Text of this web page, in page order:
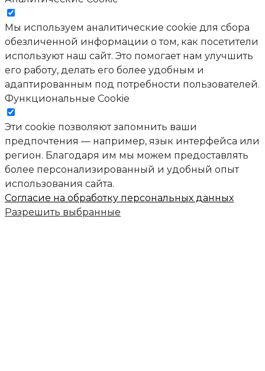
Мы используем аналитические cookie для сбора
обезличенной информации о том, как посетители
используют наш сайт. Это помогает нам улучшить
его работу, делать его более удобным и
адаптированным под потребности пользователей.
Функциональные Cookie
Эти cookie позволяют запомнить ваши
предпочтения — например, язык интерфейса или
регион. Благодаря им мы можем предоставлять
более персонализированный и удобный опыт
использования сайта.
Согласие на обработку персональных данных
Разрешить выбранные